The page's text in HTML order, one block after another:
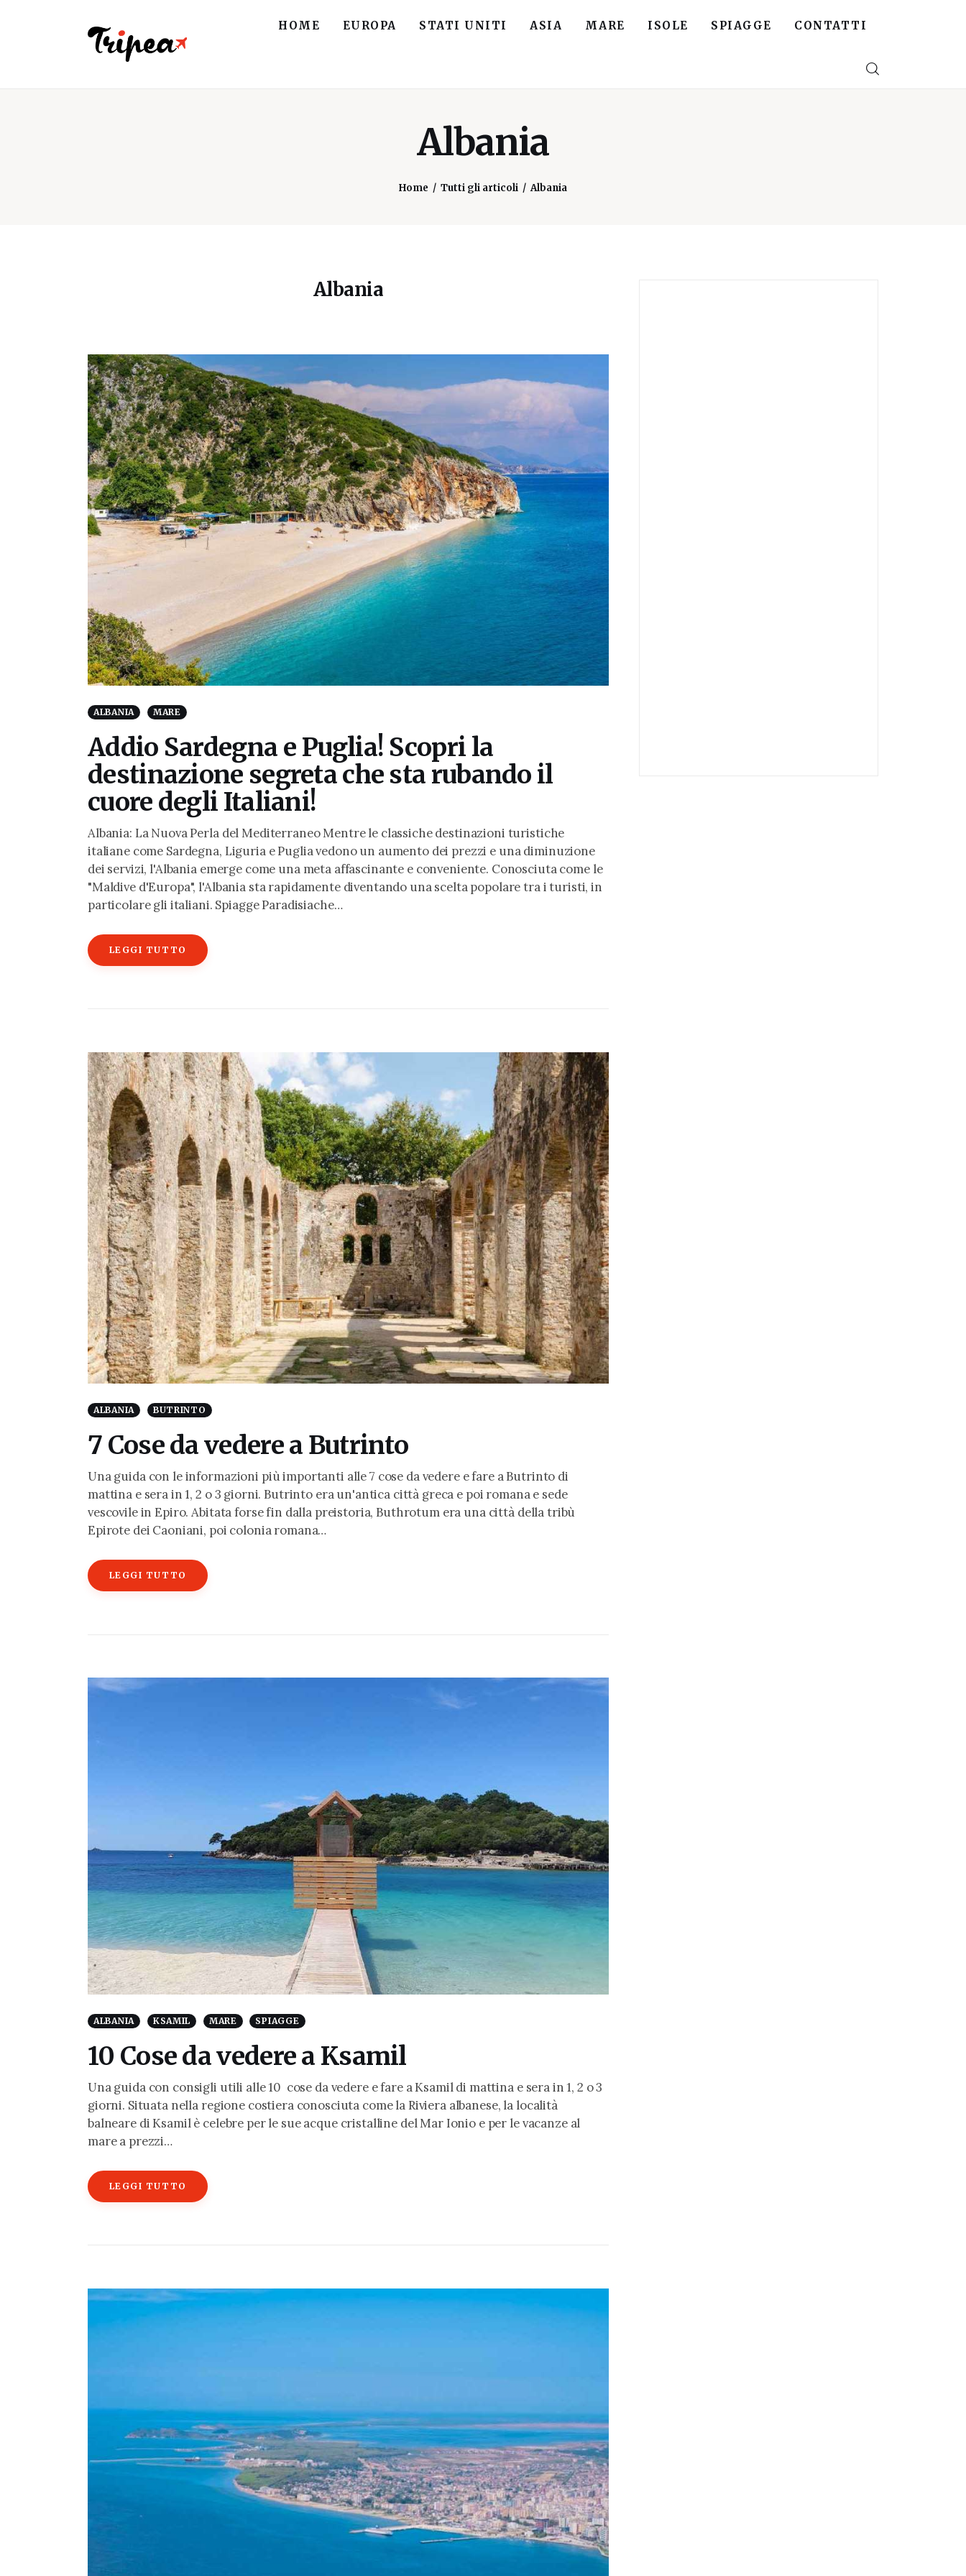
HOME EUROPA STATI UNITI ASIA MARE ISOLE SPIAGGE CONTATTI
Albania
Home Tutti gli articoli Albania
Albania
ALBANIA MARE
Addio Sardegna e Puglia! Scopri la
destinazione segreta che sta rubando il
cuore degli Italiani!
Albania: La Nuova Perla del Mediterraneo Mentre le classiche destinazioni turistiche
italiane come Sardegna, Liguria e Puglia vedono un aumento dei prezzi e una diminuzione
dei servizi, l'Albania emerge come una meta affascinante e conveniente. Conosciuta come le
"Maldive d'Europa", l'Albania sta rapidamente diventando una scelta popolare tra i turisti, in
particolare gli italiani. Spiagge Paradisiache…
LEGGI TUTTO
ALBANIA BUTRINTO
7 Cose da vedere a Butrinto
Una guida con le informazioni più importanti alle 7 cose da vedere e fare a Butrinto di
mattina e sera in 1, 2 o 3 giorni. Butrinto era un'antica città greca e poi romana e sede
vescovile in Epiro. Abitata forse fin dalla preistoria, Buthrotum era una città della tribù
Epirote dei Caoniani, poi colonia romana…
LEGGI TUTTO
ALBANIA KSAMIL MARE SPIAGGE
10 Cose da vedere a Ksamil
Una guida con consigli utili alle 10 cose da vedere e fare a Ksamil di mattina e sera in 1, 2 o 3
giorni. Situata nella regione costiera conosciuta come la Riviera albanese, la località
balneare di Ksamil è celebre per le sue acque cristalline del Mar Ionio e per le vacanze al
mare a prezzi…
LEGGI TUTTO